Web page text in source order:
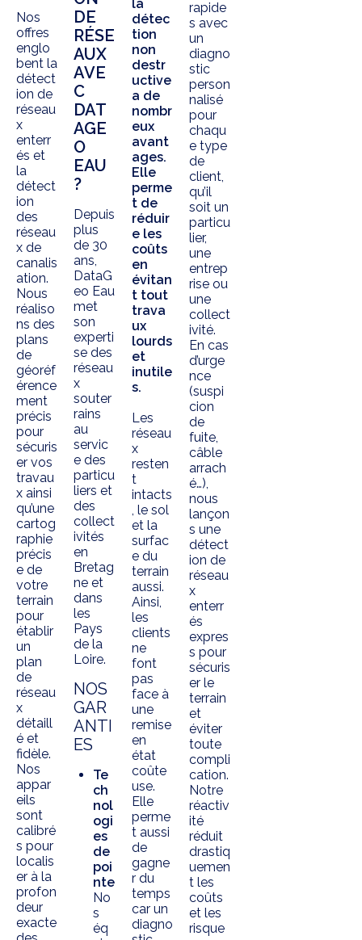
Nos
offres
englo
bent la
détect
ion de
réseau
x
enterr
és et
la
détect
ion
des
réseau
x de
canalis
ation.
Nous
réaliso
ns des
plans
de
géoréf
érence
ment
précis
pour
sécuris
er vos
travau
x ainsi
qu’une
cartog
raphie
précis
e de
votre
terrain
pour
établir
un
plan
de
réseau
x
détaill
é et
fidèle.
Nos
appar
eils
sont
calibré
s pour
localis
er à la
profon
deur
exacte
DE
RÉSE
AUX
AVE
C
DAT
AGE
O
EAU
?
Depuis
plus
de 30
ans,
DataG
eo Eau
met
son
experti
se des
réseau
x
souter
rains
au
servic
e des
particu
liers et
des
collect
ivités
en
Bretag
ne et
dans
les
Pays
de la
Loire.
NOS
GAR
ANTI
ES
Te
ch
nol
ogi
es
de
poi
nte
No
s
éq
la
détec
tion
non
destr
uctive
a de
nombr
eux
avant
ages.
Elle
perme
t de
réduir
e les
coûts
en
évitan
t tout
trava
ux
lourds
et
inutile
s.
Les
réseau
x
resten
t
intacts
, le sol
et la
surfac
e du
terrain
aussi.
Ainsi,
les
clients
ne
font
pas
face à
une
remise
en
état
coûte
use.
Elle
perme
t aussi
de
gagne
r du
temps
car un
diagno
rapide
s avec
un
diagno
stic
person
nalisé
pour
chaqu
e type
de
client,
qu’il
soit un
particu
lier,
une
entrep
rise ou
une
collect
ivité.
En cas
d’urge
nce
(suspi
cion
de
fuite,
câble
arrach
é…),
nous
lançon
s une
détect
ion de
réseau
x
enterr
és
expres
s pour
sécuris
er le
terrain
et
éviter
toute
compli
cation.
Notre
réactiv
ité
réduit
drastiq
uemen
t les
coûts
et les
risque